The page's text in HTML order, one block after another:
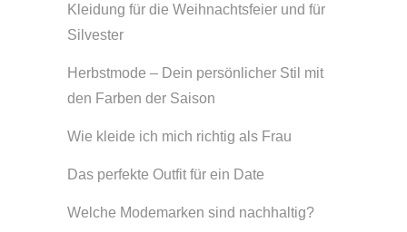
Kleidung für die Weihnachtsfeier und für
Silvester
Herbstmode – Dein persönlicher Stil mit
den Farben der Saison
Wie kleide ich mich richtig als Frau
Das perfekte Outfit für ein Date
Welche Modemarken sind nachhaltig?